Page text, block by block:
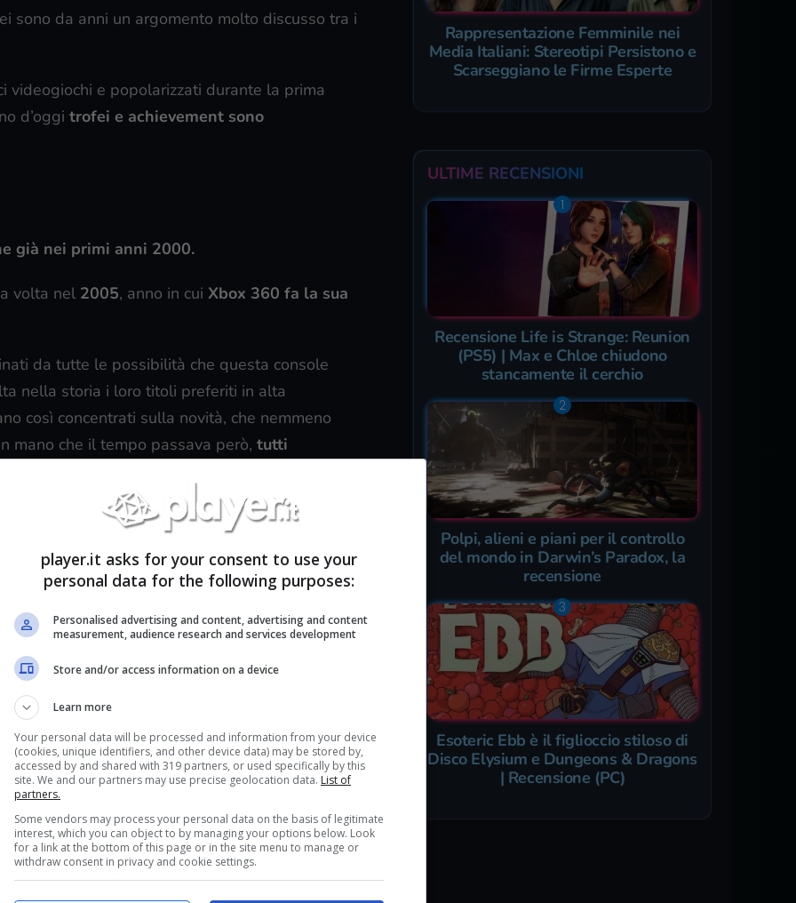
sono da anni un argomento molto discusso tra i
videogiochi e popolarizzati durante la prima
d’oggi trofei e achievement sono
già nei primi anni 2000.
volta nel 2005, anno in cui Xbox 360 fa la sua
da tutte le possibilità che questa console
nella storia i loro titoli preferiti in alta
così concentrati sulla novità, che nemmeno
mano che il tempo passava però, tutti
al pop-up
più di frequente
i giocatori si impegnavano sempre di più per
sfida per molti ed un motivo di vanto.
di Xbox fuValve, nel2007, che introdusse
la percentuale di giocatori che ha ottenuto
soltanto nel2008 , con l’arrivo diPlaystation 3.
fans di tutto il mondo, che, prima del 2008,
“appieno”, come invece poteva fare chi
alle altre consolecon un sistema di
ed
Rappresentazione Femminile nei
Media Italiani: Stereotipi Persistono e
Scarseggiano le Firme Esperte
ULTIME RECENSIONI
Recensione Life is Strange: Reunion
(PS5) | Max e Chloe chiudono
stancamente il cerchio
Polpi, alieni e piani per il controllo
del mondo in Darwin’s Paradox, la
recensione
Esoteric Ebb è il figlioccio stiloso di
Disco Elysium e Dungeons & Dragons
| Recensione (PC)
player.it asks for your consent to use your
personal data for the following purposes:
Personalised advertising and content, advertising and content
measurement, audience research and services development
Store and/or access information on a device
Learn more
Your personal data will be processed and information from your device
(cookies, unique identifiers, and other device data) may be stored by,
accessed by and shared with 319 partners, or used specifically by this
site. We and our partners may use precise geolocation data. List of
partners.
Some vendors may process your personal data on the basis of legitimate
interest, which you can object to by managing your options below. Look
for a link at the bottom of this page or in the site menu to manage or
withdraw consent in privacy and cookie settings.